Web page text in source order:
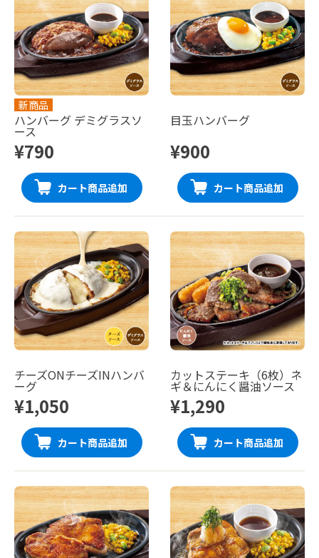
新商品
ハンバーグ デミグラスソ
ース
¥790
カート商品追加
目玉ハンバーグ
¥900
カート商品追加
チーズONチーズINハンバ
ーグ
¥1,050
カート商品追加
カットステーキ（6枚）ネ
ギ＆にんにく醤油ソース
¥1,290
カート商品追加